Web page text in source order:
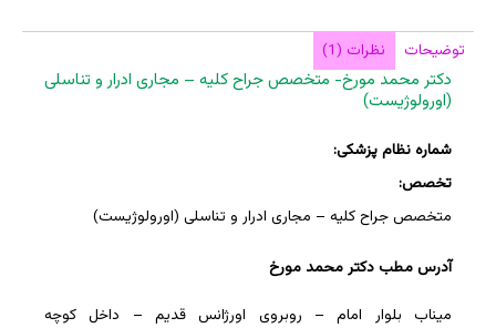
توضیحات نظرات (1)
دکتر محمد مورخ- متخصص جراح کلیه – مجاری ادرار و تناسلی
(اورولوژیست)
شماره نظام پزشکی:
تخصص:
متخصص جراح کلیه – مجاری ادرار و تناسلی (اورولوژیست)
آدرس مطب دکتر محمد مورخ
میناب بلوار امام – روبروی اورژانس قدیم – داخل کوچه